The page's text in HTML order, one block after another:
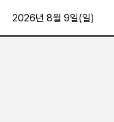
2026년 8월 9일(일)